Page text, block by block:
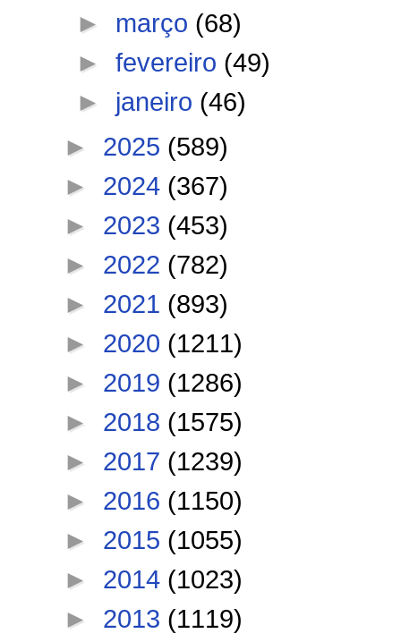
► março (68)
►fevereiro (49)
► janeiro (46)
► 2025 (589)
► 2024 (367)
► 2023 (453)
► 2022 (782)
► 2021 (893)
► 2020 (1211)
► 2019 (1286)
► 2018 (1575)
► 2017 (1239)
► 2016 (1150)
► 2015 (1055)
► 2014 (1023)
► 2013 (1119)